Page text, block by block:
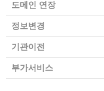
도메인 연장
정보변경
기관이전
부가서비스